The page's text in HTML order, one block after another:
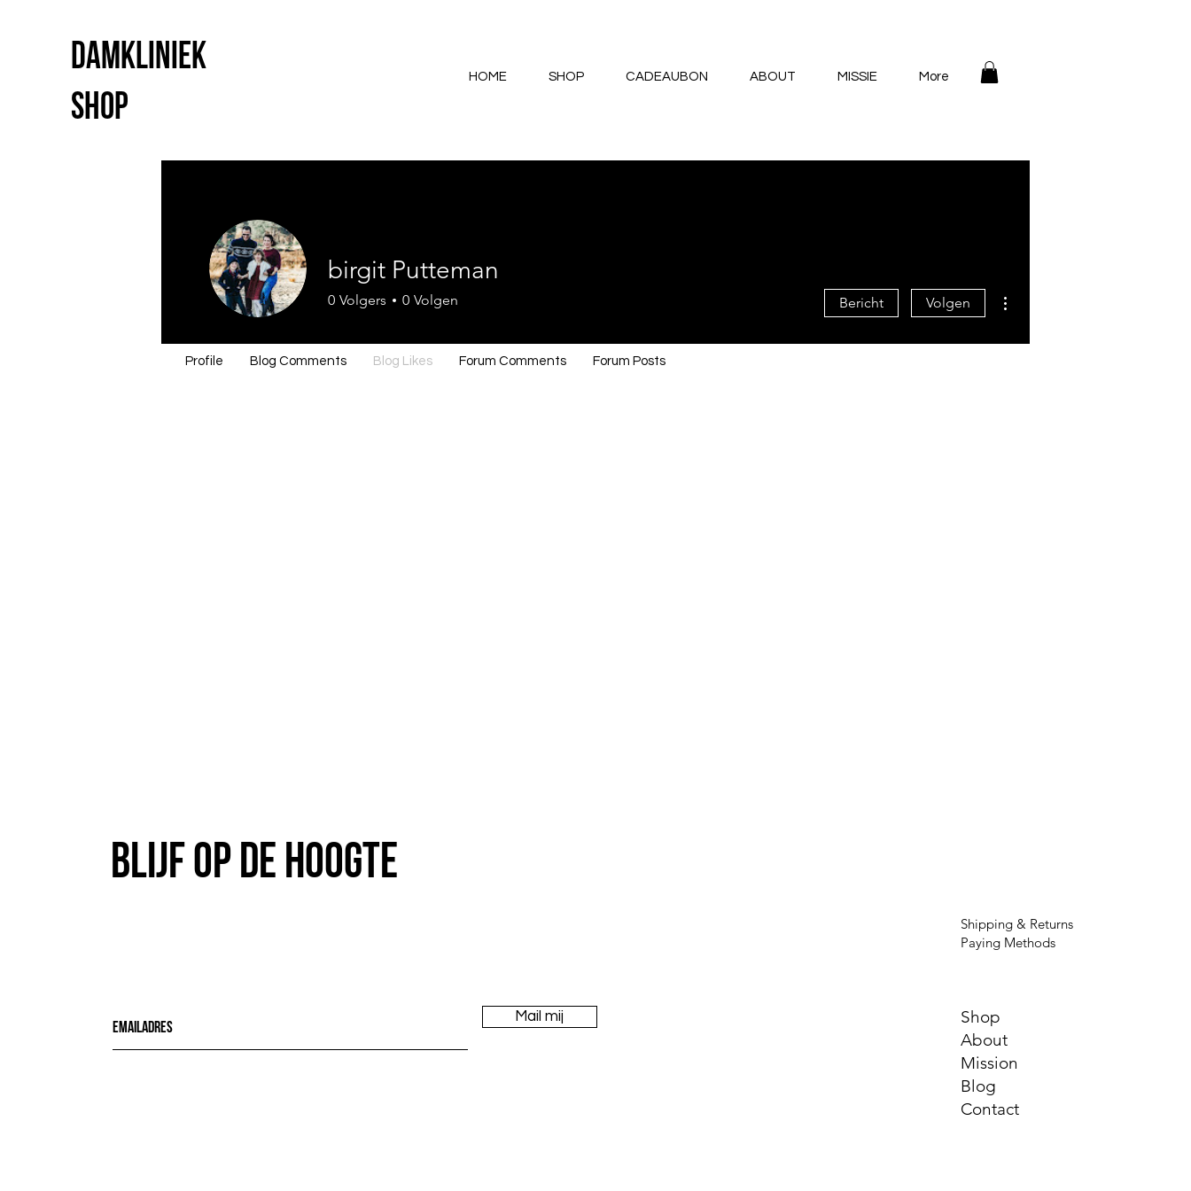
Damkliniek
shop
HOME SHOP CADEAUBON ABOUT MISSIE More
birgit Putteman
0 Volgers 0 Volgen Bericht Volgen
Profile Blog Comments Blog Likes Forum Comments Forum Posts
Blijf op de hoogte
Mail mij
Shipping & Returns
Paying Methods
Shop
About
Mission
Blog
Contact